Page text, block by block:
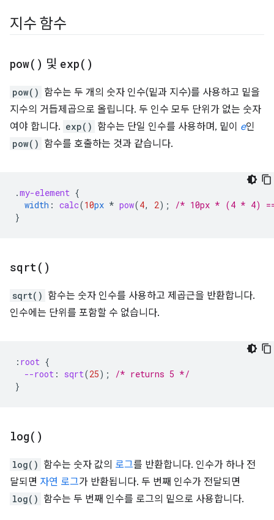
지수 함수
pow( ) 및 exp( )
pow() 함수는 두 개의 숫자 인수(밑과 지수)를 사용하고 밑을
지수의 거듭제곱으로 올립니다. 두 인수 모두 단위가 없는 숫자
여야 합니다. exp() 함수는 단일 인수를 사용하며, 밑이 e인
pow() 함수를 호출하는 것과 같습니다.
.my-element {
width : calc(10px * pow(4, 2) ;
/* 10px * (4 * 4)
}
sqrt( )
sqrt() 함수는 숫자 인수를 사용하고 제곱근을 반환합니다.
인수에는 단위를 포함할 수 없습니다.
: root {
--root : sqrt(25);
/* returns 5 */
}
log( )
log() 함수는 숫자 값의 로그를 반환합니다. 인수가 하나 전
달되면 자연 로그가 반환됩니다. 두 번째 인수가 전달되면
log() 함수는 두 번째 인수를 로그의 밑으로 사용합니다.